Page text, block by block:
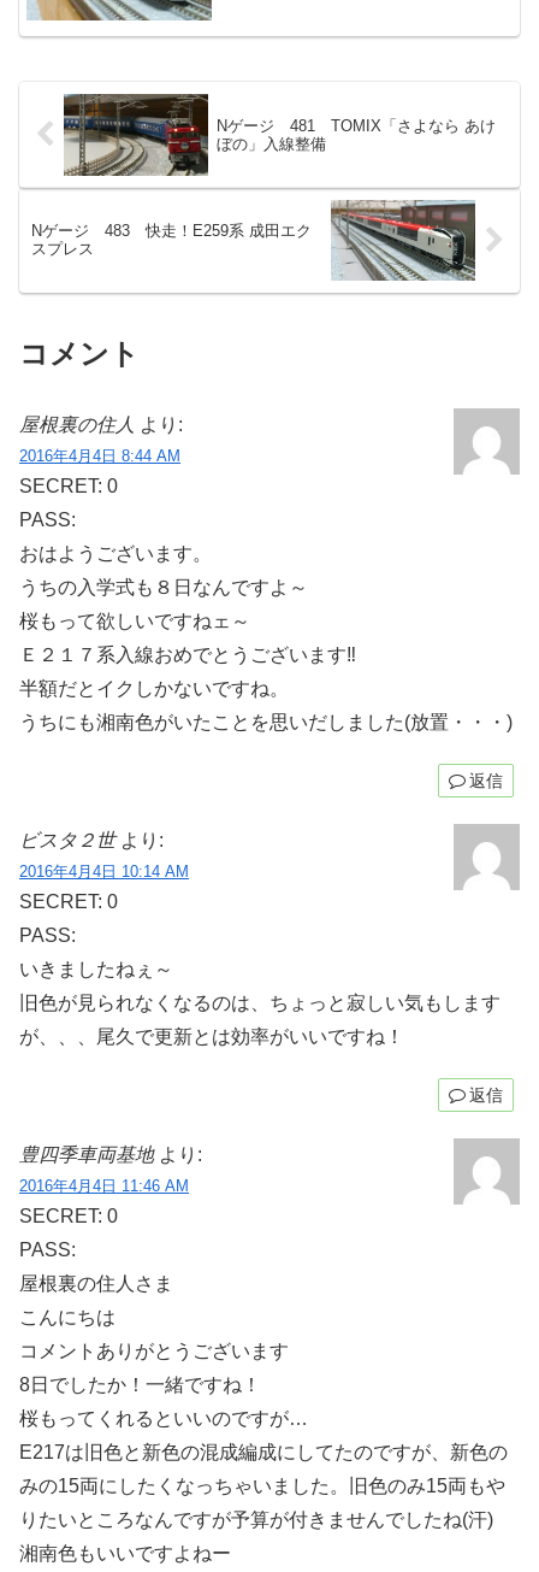
Nゲージ 481 TOMIX「さよなら あけ
ぼの」入線整備
Nゲージ 483 快走！E259系 成田エク
スプレス
コメント
屋根裏の住人 より:
2016年4月4日 8:44 AM
SECRET: 0
PASS:
おはようございます。
うちの入学式も８日なんですよ～
桜もって欲しいですねェ～
Ｅ２１７系入線おめでとうございます‼
半額だとイクしかないですね。
うちにも湘南色がいたことを思いだしました(放置・・・)
返信
ビスタ２世 より:
2016年4月4日 10:14 AM
SECRET: 0
PASS:
いきましたねぇ～
旧色が見られなくなるのは、ちょっと寂しい気もします
が、、、尾久で更新とは効率がいいですね！
返信
豊四季車両基地 より:
2016年4月4日 11:46 AM
SECRET: 0
PASS:
屋根裏の住人さま
こんにちは
コメントありがとうございます
8日でしたか！一緒ですね！
桜もってくれるといいのですが…
E217は旧色と新色の混成編成にしてたのですが、新色の
みの15両にしたくなっちゃいました。旧色のみ15両もや
りたいところなんですが予算が付きませんでしたね(汗)
湘南色もいいですよねー